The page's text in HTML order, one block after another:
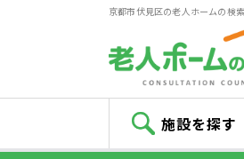
京都市伏見区の老人ホームの検
施設を探す